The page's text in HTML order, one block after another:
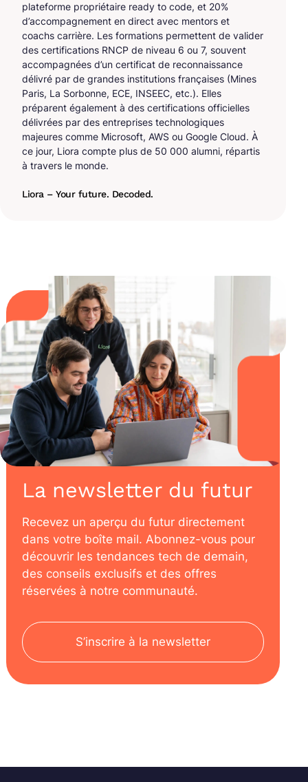
plateforme propriétaire ready to code, et 20%
d’accompagnement en direct avec mentors et
coachs carrière. Les formations permettent de valider
des certifications RNCP de niveau 6 ou 7, souvent
accompagnées d’un certificat de reconnaissance
délivré par de grandes institutions françaises (Mines
Paris, La Sorbonne, ECE, INSEEC, etc.). Elles
préparent également à des certifications officielles
délivrées par des entreprises technologiques
majeures comme Microsoft, AWS ou Google Cloud. À
ce jour, Liora compte plus de 50 000 alumni, répartis
à travers le monde.
Liora – Your future. Decoded.
La newsletter du futur
Recevez un aperçu du futur directement
dans votre boîte mail. Abonnez-vous pour
découvrir les tendances tech de demain,
des conseils exclusifs et des offres
réservées à notre communauté.
S’inscrire à la newsletter